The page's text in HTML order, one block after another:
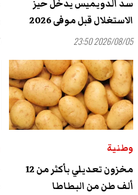
سد الدويميس يدخل حيز
الاستغلال قبل موفى 2026
2026/08/05 23:50
وطنية
مخزون تعديلي بأكثر من 12
ألف طن من البطاطا